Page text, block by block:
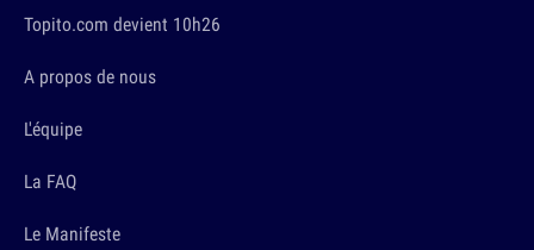
Topito.com devient 10h26
A propos de nous
L'équipe
La FAQ
Le Manifeste